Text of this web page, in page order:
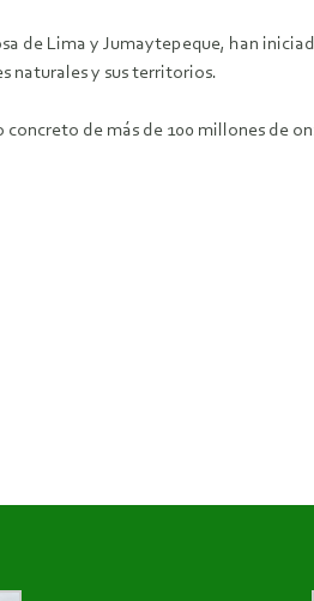
de Lima y Jumaytepeque, han
naturales y sus territorios.
de más de 100 millones de